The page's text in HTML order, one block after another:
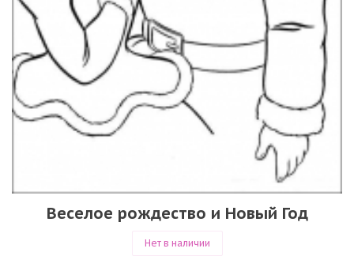
Веселое рождество и Новый Год
Нет в наличии